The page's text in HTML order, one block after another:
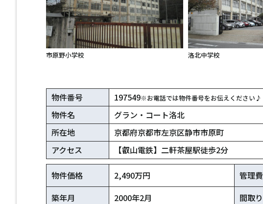
市原野小学校 洛北中学校
物件番号 197549※お電話では物件番号をお伝えください♪
物件名
グラン・コート洛北
所在地
京都府京都市左京区静市市原町
アクセス
【叡山電鉄】二軒茶屋駅徒歩2分
物件価格 2,490万円 管理費
築年月
2000年2月 間取り